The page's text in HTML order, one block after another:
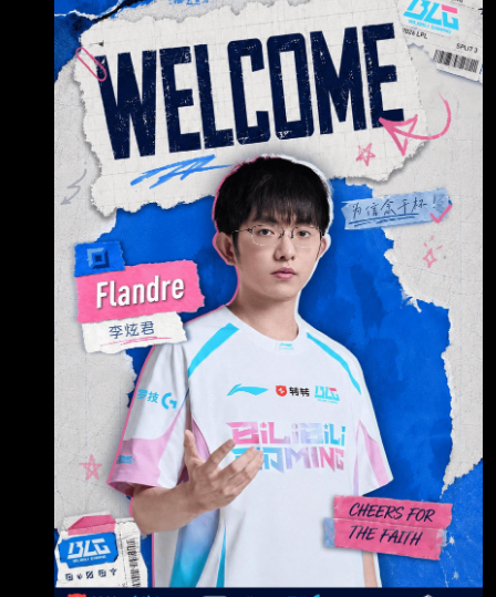
部，將以BLG.Flandre之名征戰英雄聯盟職業賽
場。 感謝Flandre選手選擇相信BLG，來到這裡
與我們並肩作戰。作為一名擁有豐富賽場經驗的
選手，他對比賽有著深刻的理解，也始終保持著
積極、坦率的性格。我們期待他的加入能夠為隊
伍帶來更多戰術選擇，幫助大家應對接下來的挑
戰。 曾以霰火轟開前路，如今攜歲月淬鍊的從容
與鋒芒，與我們並肩踏上